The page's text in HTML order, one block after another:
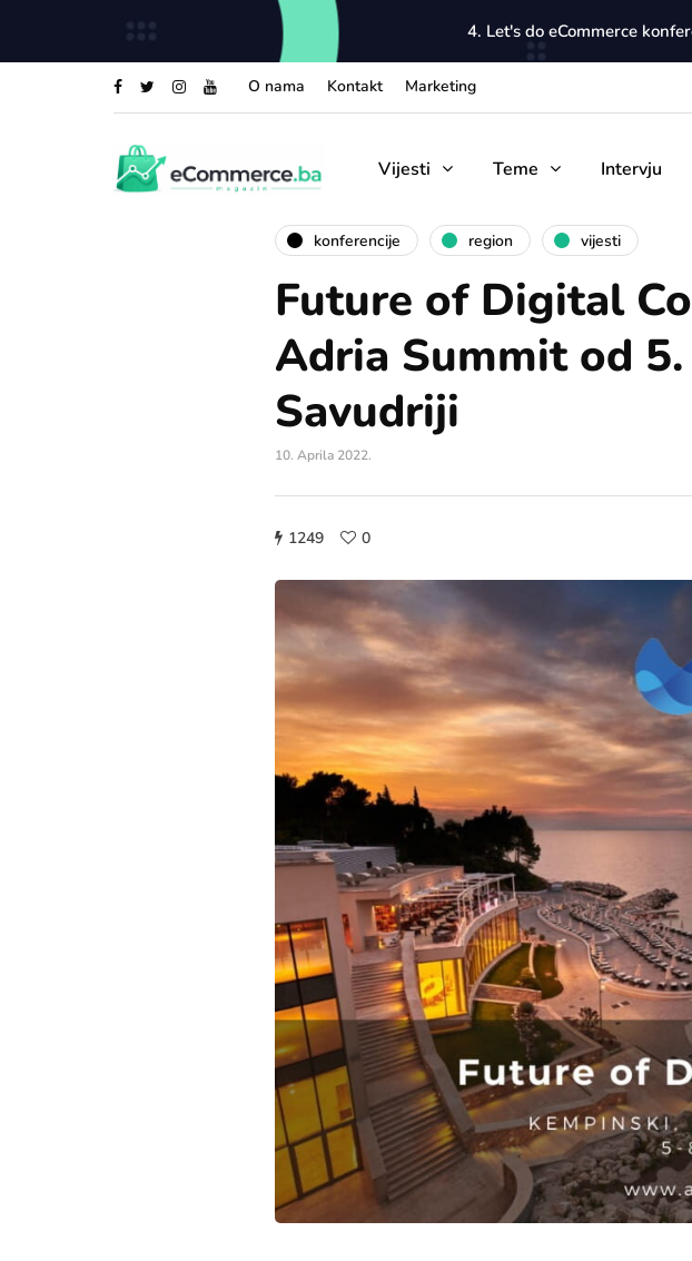
4. Let's do eCommerce
O nama Kontakt Marketing
Vijesti Teme Intervju
konferencije region vijesti
Future of Digital
Adria Summit od
Savudriji
10. Aprila 2022.
1249 0